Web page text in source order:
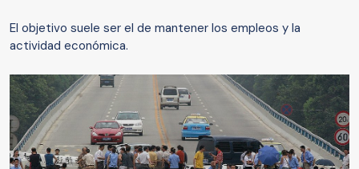
El objetivo suele ser el de mantener los empleos y la
actividad económica.